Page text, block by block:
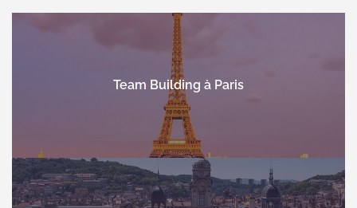
Team Building à Paris